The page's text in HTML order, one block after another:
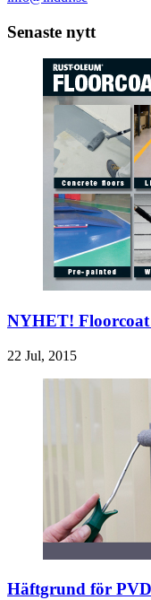
Senaste nytt
NYHET!
22 Jul, 2015
Häftgrund för